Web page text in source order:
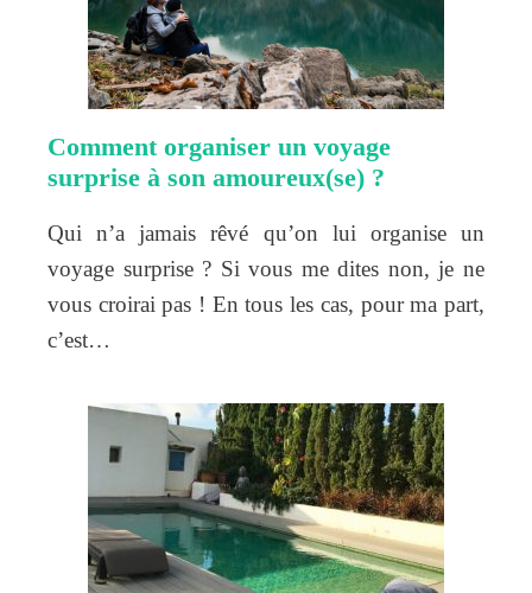
Comment organiser un voyage
surprise à son amoureux(se) ?
Qui n’a jamais rêvé qu’on lui organise un
voyage surprise ? Si vous me dites non, je ne
vous croirai pas ! En tous les cas, pour ma part,
c’est…